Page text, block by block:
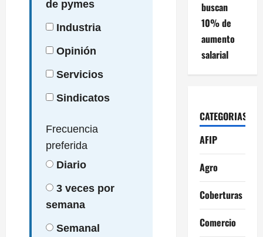
de pymes
Industria
Opinión
Servicios
Sindicatos
Frecuencia
preferida
Diario
3 veces por
semana
Semanal
buscan
10% de
aumento
salarial
CATEGORIAS
AFIP
Agro
Coberturas
Comercio